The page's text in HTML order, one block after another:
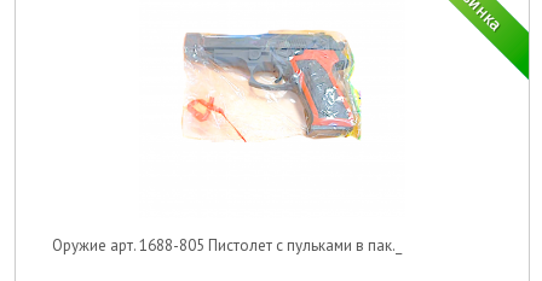
Оружие арт. 1688-805 Пистолет с пульками в пак._